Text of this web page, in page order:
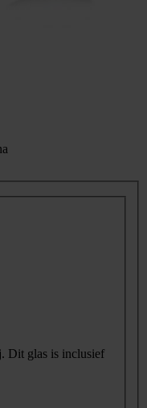
Dit glas is inclusief